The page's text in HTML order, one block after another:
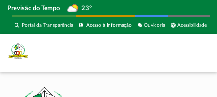
Previsão do Tempo 23º
Acessibilidade
Ouvidoria
Acesso à Informação
Portal da Transparência